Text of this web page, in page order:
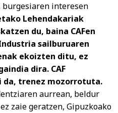
interesen
Lehendakariak
du, baina CAFen
sailburuaren
ekoizten ditu, ez
dira. CAF
da, trenez mozorrotuta.
aurrean, beldur
zaie geratzen, Gipuzkoako